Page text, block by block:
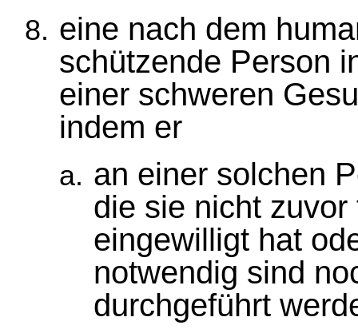
eine nach dem
schützende Person
einer schweren
indem er
an einer solchen
die sie nicht
eingewilligt hat
notwendig sind
durchgeführt